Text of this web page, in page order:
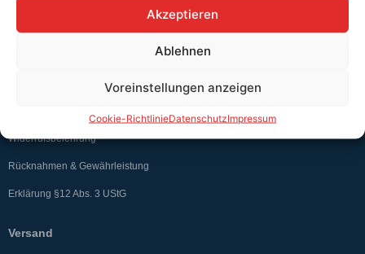
Akzeptieren
Ablehnen
Voreinstellungen anzeigen
Cookie-RichtlinieDatenschutzImpressum
Teutschtech ist ein Komplettanbieter im Bereich der E-Mobilität und
erneuerbaren Energien. Auf unserer Homepage findest du eine ausführliche
Übersicht über unsere Produkte und Dienstleistungen.
Widerrufsbelehrung
Rücknahmen & Gewährleistung
Erklärung §12 Abs. 3 UStG
Versand